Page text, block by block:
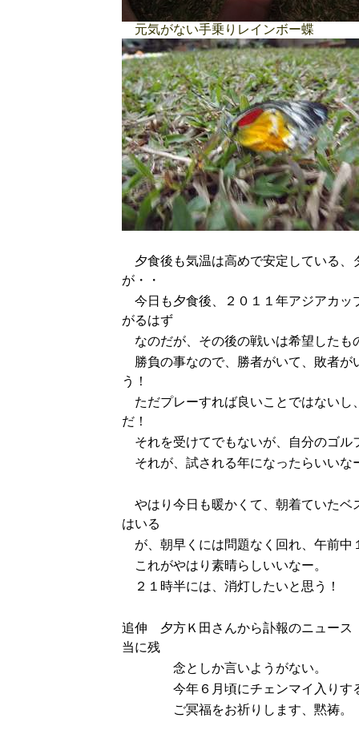
元気がない手乗りレインボー蝶
夕食後も気温は高めで安定している
が・・
今日も夕食後、２０１１年アジアカ
がるはず
なのだが、その後の戦いは希望したも
勝負の事なので、勝者がいて、敗者が
う！
ただプレーすれば良いことではないし
だ！
それを受けてでもないが、自分のゴ
それが、試される年になったらいいな
やはり今日も暖かくて、朝着ていたベ
はいる
が、朝早くには問題なく回れ、午前中
これがやはり素晴らしいいなー。
２１時半には、消灯したいと思う！
追伸 夕方Ｋ田さんから訃報のニュー
当に残
念としか言いようがない。
今年６月頃にチェンマイ入りする
ご冥福をお祈りします、黙祷。